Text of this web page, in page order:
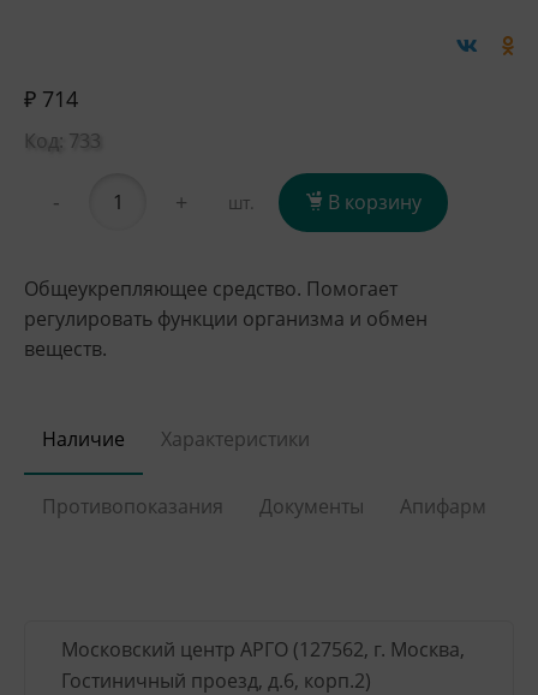
₽ 714
Код: 733
- + шт. В корзину
Общеукрепляющее средство. Помогает
регулировать функции организма и обмен
веществ.
Наличие Характеристики
Противопоказания Документы Апифарм
Московский центр АРГО (127562, г. Москва,
Гостиничный проезд, д.6, корп.2)